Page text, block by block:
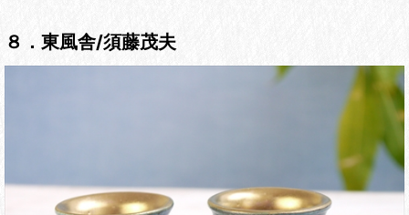
８．東風舎/須藤茂夫